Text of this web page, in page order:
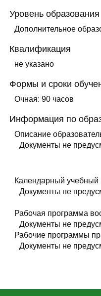
Уровень образования
Дополнительное
Квалификация
не указано
Формы и сроки
Очная: 90 часов
Информация по
Описание
Документы не
Календарный учебный
Документы не
Рабочая программа
Документы не
Рабочие программы
Документы не